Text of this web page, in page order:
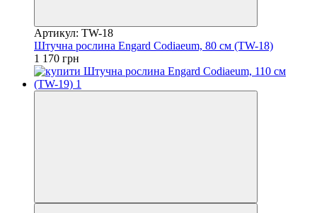
Артикул: TW-18
Штучна рослина Engard Codiaeum, 80 см (TW-18)
1 170 грн